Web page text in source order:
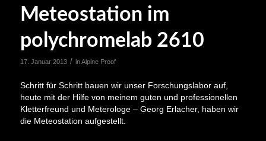
Meteostation im
polychromelab 2610
17. Januar 2013 / inAlpine Proof
Schritt für Schritt bauen wir unser Forschungslabor auf,
heute mit der Hilfe von meinem guten und professionellen
Kletterfreund und Meterologe – Georg Erlacher, haben wir
die Meteostation aufgestellt.